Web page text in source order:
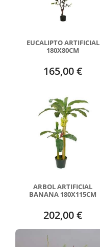
EUCALIPTO ARTIFICIAL
180X80CM
165,00 €
ARBOL ARTIFICIAL
BANANA 180X115CM
202,00 €